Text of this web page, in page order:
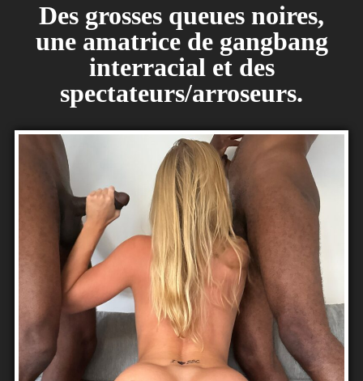
Des grosses queues noires,
une amatrice de gangbang
interracial et des
spectateurs/arroseurs.